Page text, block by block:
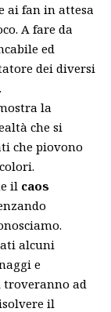
ai fan in attesa
A fare da
ed
dei diversi
la
che si
che piovono
il caos
alcuni
e
troveranno ad
il